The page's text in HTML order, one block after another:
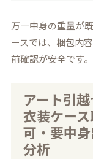
万一中身の重量が
ースでは、梱包内
前確認が安全です。
アート引
衣装ケー
可・要中
分析